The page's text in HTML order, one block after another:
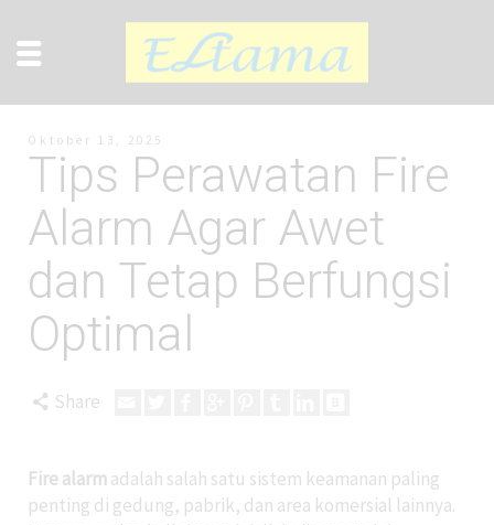
Oktober 13, 2025
Tips Perawatan Fire
Alarm Agar Awet
dan Tetap Berfungsi
Optimal
Share
Fire alarmadalah salah satu sistem keamanan paling
penting di gedung, pabrik, dan area komersial lainnya.